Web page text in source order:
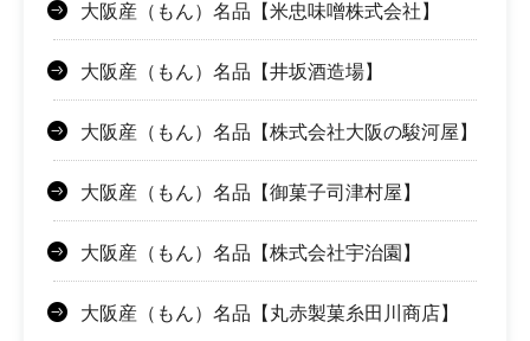
大阪産（もん）名品【米忠味噌株式会社】
大阪産（もん）名品【井坂酒造場】
大阪産（もん）名品【株式会社大阪の駿河屋】
大阪産（もん）名品【御菓子司津村屋】
大阪産（もん）名品【株式会社宇治園】
大阪産（もん）名品【丸赤製菓糸田川商店】